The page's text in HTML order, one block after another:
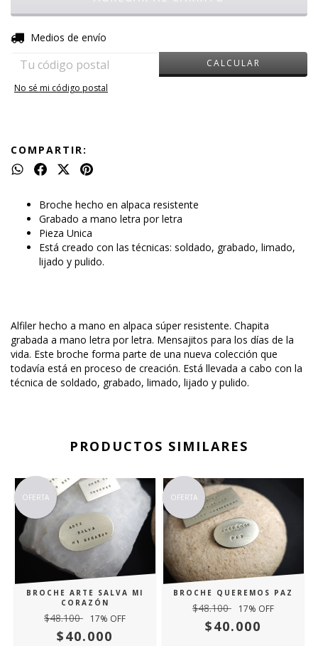
Entregas para el CP:
Medios de envío
CALCULAR
No sé mi código postal
COMPARTIR:
Broche hecho en alpaca resistente
Grabado a mano letra por letra
Pieza Unica
Está creado con las técnicas: soldado, grabado, limado,
lijado y pulido.
Alfiler hecho a mano en alpaca súper resistente. Chapita
grabada a mano letra por letra. Mensajitos para los días de la
vida. Este broche forma parte de una nueva colección que
todavía está en proceso de creación. Está llevada a cabo con la
técnica de soldado, grabado, limado, lijado y pulido.
PRODUCTOS SIMILARES
OFERTA
BROCHE ARTE SALVA MI
CORAZÓN
$48.100 17% OFF
$40.000
OFERTA
BROCHE QUEREMOS PAZ
$48.100 17% OFF
$40.000